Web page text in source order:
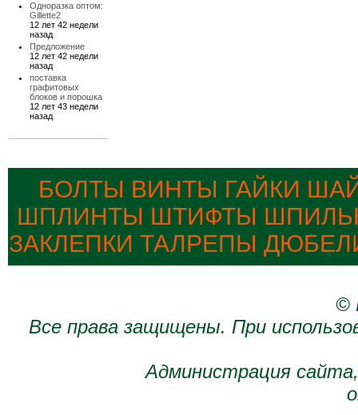
Одноразка оптом:
Gillette2
12 лет 42 недели
назад
Предложение
12 лет 42 недели
назад
поставка
графитовых
блоков и порошка
12 лет 43 недели
назад
БОЛТЫ ВИНТЫ ГАЙКИ
ШПЛИНТЫ ШТИФТЫ
ЗАКЛЕПКИ ТАЛРЕПЫ
©
Все права защищены. При
Администрация